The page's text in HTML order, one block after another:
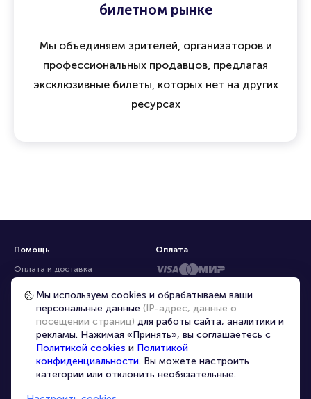
билетном рынке
Мы объединяем зрителей, организаторов и
профессиональных продавцов, предлагая
эксклюзивные билеты, которых нет на других
ресурсах
Помощь
Оплата и доставка
Частые вопросы
Перепродажа билетов
Организаторам
Корпоративным клиентам
VIP-билеты
Оплата
Мы используем cookies и обрабатываем ваши
персональные данные (IP-адрес, данные о
посещении страниц) для работы сайта, аналитики и
рекламы. Нажимая «Принять», вы соглашаетесь с
Политикой cookies и Политикой
конфиденциальности. Вы можете настроить
категории или отклонить необязательные.